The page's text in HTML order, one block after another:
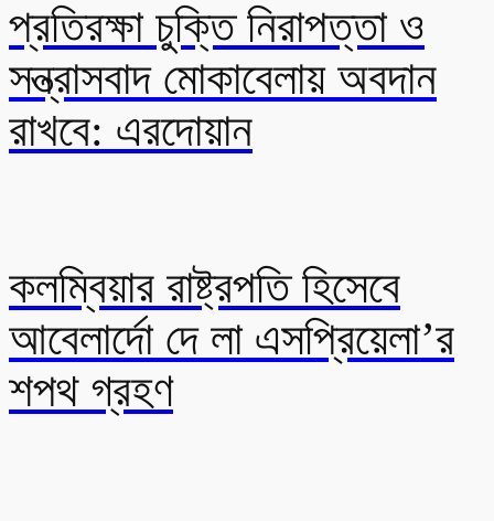
প্রতিরক্ষা চুক্তি নিরাপত্তা ও
সন্ত্রাসবাদ মোকাবেলায় অবদান
রাখবে: এরদোয়ান
কলম্বিয়ার রাষ্ট্রপতি হিসেবে
আবেলার্দো দে লা এসপ্রিয়েলা’র
শপথ গ্রহণ